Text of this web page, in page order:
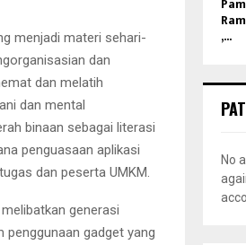
menjadi materi sehari-
dan
dan melatih
dan mental
binaan sebagai literasi
penguasaan aplikasi
dan peserta UMKM.
generasi
penggunaan gadget yang
,...
No